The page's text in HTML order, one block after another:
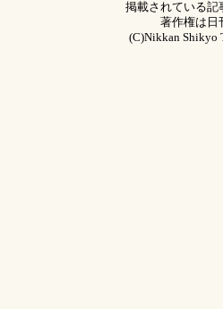
掲載されている記
著作権は日
(C)Nikkan Shikyo